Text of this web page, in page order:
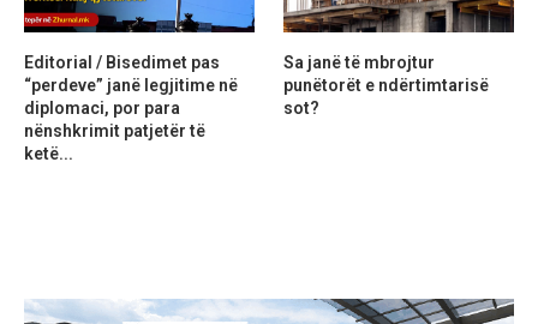
Editorial / Bisedimet pas
“perdeve” janë legjitime në
diplomaci, por para
nënshkrimit patjetër të
ketë...
Sa janë të mbrojtur
punëtorët e ndërtimtarisë
sot?